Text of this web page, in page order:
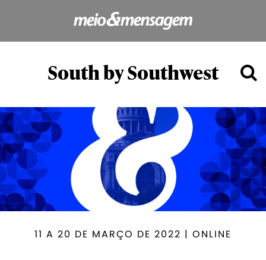
South by Southwest
11 A 20 DE MARÇO DE 2022 | ONLINE